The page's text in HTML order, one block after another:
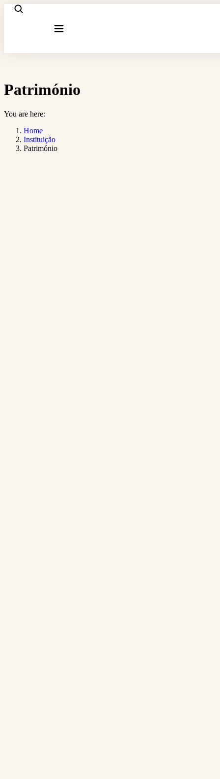
Património
You are here:
Home
Instituição
Património